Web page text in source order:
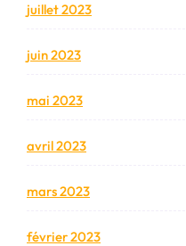
juillet 2023
juin 2023
mai 2023
avril 2023
mars 2023
février 2023